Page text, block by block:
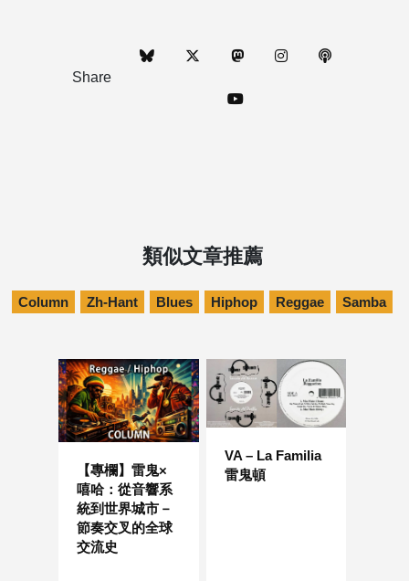
Share
類似文章推薦
Column Zh-Hant Blues Hiphop Reggae Samba
【專欄】雷鬼×
嘻哈：從音響系
統到世界城市－
節奏交叉的全球
交流史
VA – La Familia
雷鬼頓